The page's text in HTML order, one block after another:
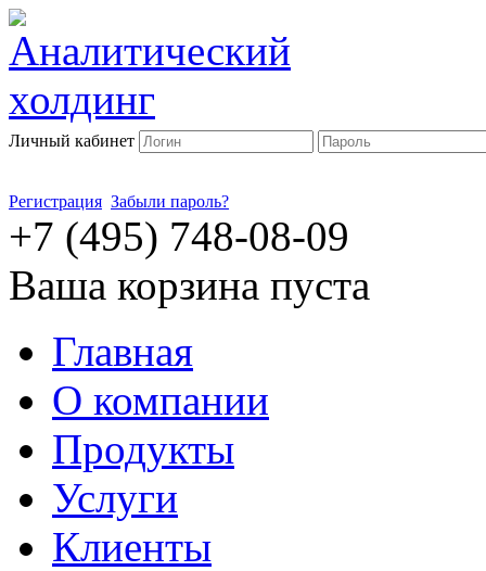
Личный кабинет
Регистрация Забыли пароль?
+7 (495) 748-08-09
Ваша корзина пуста
Главная
О компании
Продукты
Услуги
Клиенты